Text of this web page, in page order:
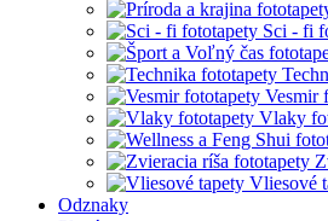
Sci - fi
Vesmir
Vlaky
Vliesové
Odznaky